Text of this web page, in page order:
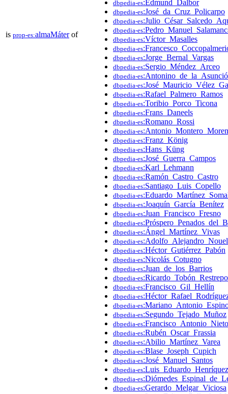
is prop-es:almaMáterof
dbpedia-es:Edmund_Dalbor
dbpedia-es:José_da_Cruz_Policarpo
dbpedia-es
dbpedia-es
dbpedia-es:Víctor_Masalles
dbpedia-es
dbpedia-es:Jorge_Bernal_Vargas
dbpedia-es:Sergio_Méndez_Arceo
dbpedia-es
dbpedia-es
dbpedia-es:Rafael_Palmero_Ramos
dbpedia-es:Toribio_Porco_Ticona
dbpedia-es:Frans_Daneels
dbpedia-es:Romano_Rossi
dbpedia-es
dbpedia-es:Franz_König
dbpedia-es:Hans_Küng
dbpedia-es:José_Guerra_Campos
dbpedia-es:Karl_Lehmann
dbpedia-es:Ramón_Castro_Castro
dbpedia-es:Santiago_Luis_Copello
dbpedia-es
dbpedia-es:Joaquín_García_Benítez
dbpedia-es:Juan_Francisco_Fresno
dbpedia-es
dbpedia-es:Ángel_Martínez_Vivas
dbpedia-es:Adolfo_Alejandro_Nouel
dbpedia-es:Héctor_Gutiérrez_Pabón
dbpedia-es:Nicolás_Cotugno
dbpedia-es:Juan_de_los_Barrios
dbpedia-es:Ricardo_Tobón_Restrepo
dbpedia-es:Francisco_Gil_Hellín
dbpedia-es
dbpedia-es
dbpedia-es:Segundo_Tejado_Muñoz
dbpedia-es
dbpedia-es:Rubén_Oscar_Frassia
dbpedia-es:Abilio_Martínez_Varea
dbpedia-es:Blase_Joseph_Cupich
dbpedia-es:José_Manuel_Santos
dbpedia-es
dbpedia-es
dbpedia-es:Gerardo_Melgar_Viciosa